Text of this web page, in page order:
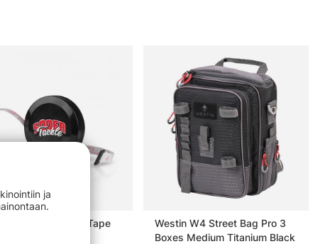
Tackle Measure Tape
Westin W4 Street Bag Pro 3
Boxes Medium Titanium Black
ja